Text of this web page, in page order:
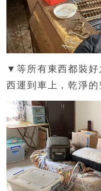
▼等所有東西都裝好
西運到車上，乾淨的